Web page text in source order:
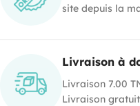
site depuis la
Livraison à
Livraison 7.00
Livraison